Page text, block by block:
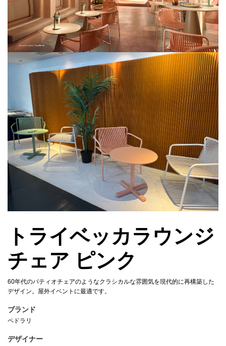
トライベッカラウンジ
チェア ピンク
60年代のパティオチェアのようなクラシカルな雰囲気を現代的に再構築した
デザイン。屋外イベントに最適です。
ブランド
ペドラリ
デザイナー